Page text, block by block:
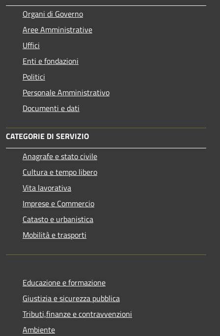
Organi di Governo
Aree Amministrative
Uffici
Enti e fondazioni
Politici
Personale Amministrativo
Documenti e dati
CATEGORIE DI SERVIZIO
Anagrafe e stato civile
Cultura e tempo libero
Vita lavorativa
Imprese e Commercio
Catasto e urbanistica
Mobilità e trasporti
Educazione e formazione
Giustizia e sicurezza pubblica
Tributi,finanze e contravvenzioni
Ambiente